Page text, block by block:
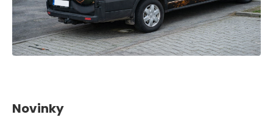
Novinky